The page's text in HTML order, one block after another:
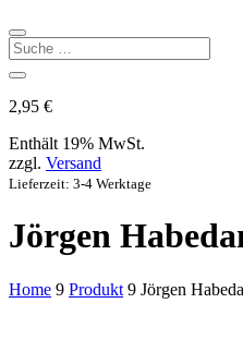
2,95 €
Enthält 19% MwSt.
zzgl. Versand
Lieferzeit: 3-4 Werktage
Jörgen
Home 9 Produkt 9 Jörgen